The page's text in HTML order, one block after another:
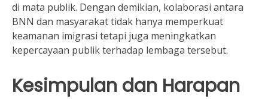
di mata publik. Dengan demikian, kolaborasi antara
BNN dan masyarakat tidak hanya memperkuat
keamanan imigrasi tetapi juga meningkatkan
kepercayaan publik terhadap lembaga tersebut.
Kesimpulan dan Harapan